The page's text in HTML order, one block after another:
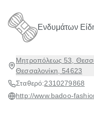
Ενδυμάτων
Μητροπόλεως 53,
Θεσσαλονίκη, 54623
Σταθερό:2310279868
http://www.badoo-